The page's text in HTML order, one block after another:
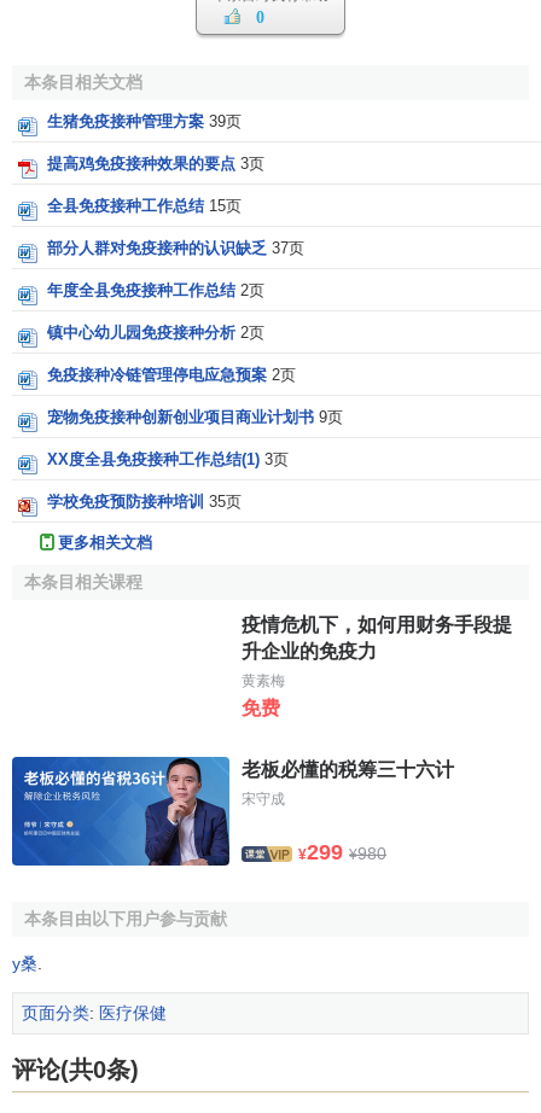
巡回接种、上门接种及设定临时接种点均不利于安全接
操作。
8.改进疫苗的质量，研制替代产品，增加安全系数
副反应越多、越大的疫苗对接种者来说存在一定的安全
隐患。现可用无细胞百白破疫苗取代全细胞百白破疫苗，
vero细胞乙脑疫苗取代或替代地鼠肾乙脑疫苗，以及现在已
广泛使用的基因工程乙肝疫苗取代血源乙肝疫苗，精制犬苗
取代浓缩犬苗等，可使接种副反应降低，安全性增加。
疾病，以及提高疫苗的免疫原性等方法来减少接种针次，降
低注射感染和产生副反应的机会。
相关条目
计划免疫
王海军.浅谈免疫接种和计划免疫概念的区别[J].世界
↑刘冠红,冯刘栋.免疫接种的安全控制[J].预防医学情
报杂志,2004(2)
0
本条目相关文档
生猪免疫接种管理方案 39页
提高鸡免疫接种效果的要点 3页
全县免疫接种工作总结 15页
部分人群对免疫接种的认识缺乏 37页
年度全县免疫接种工作总结 2页
镇中心幼儿园免疫接种分析 2页
免疫接种冷链管理停电应急预案 2页
宠物免疫接种创新创业项目商业计划书 9页
XX度全县免疫接种工作总结(1) 3页
学校免疫预防接种培训 35页
更多相关文档
本条目相关课程
疫情危机下，如何用财务手段提
升企业的免疫力
黄素梅
免费
老板必懂的税筹三十六计
宋守成
¥299 ¥980
本条目由以下用户参与贡献
y桑
页面分类: 医疗保健
评论(共0条)